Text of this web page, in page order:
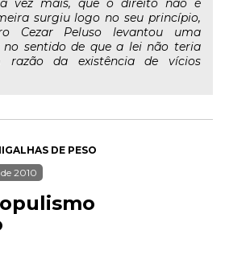
vez mais, que o direito não é
surgiu logo no seu princípio,
Cezar Peluso levantou uma
sentido de que a lei não teria
razão da existência de vícios
DE PESO
2010